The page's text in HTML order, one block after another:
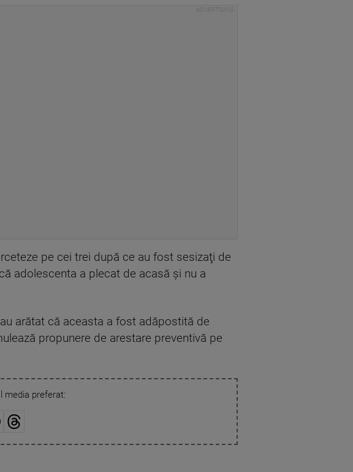
pe cei trei după ce au fost sesizaţi de
adolescenta a plecat de acasă şi nu a
arătat că aceasta a fost adăpostită de
propunere de arestare preventivă pe
media preferat: